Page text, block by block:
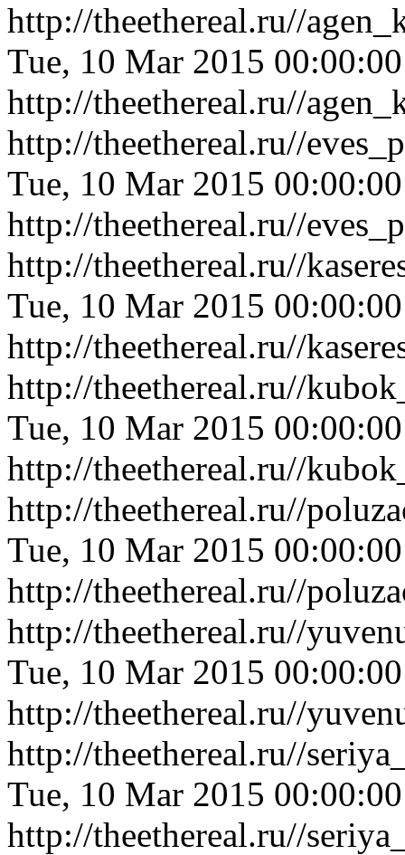
http://theethereal.ru//
Tue, 10 Mar 2015
http://theethereal.ru//
http://theethereal.ru//
Tue, 10 Mar 2015
http://theethereal.ru//
http://theethereal.ru//
Tue, 10 Mar 2015
http://theethereal.ru//
http://theethereal.ru//
Tue, 10 Mar 2015
http://theethereal.ru//
http://theethereal.ru//
Tue, 10 Mar 2015
http://theethereal.ru//
http://theethereal.ru//
Tue, 10 Mar 2015
http://theethereal.ru//
http://theethereal.ru//
Tue, 10 Mar 2015
http://theethereal.ru//